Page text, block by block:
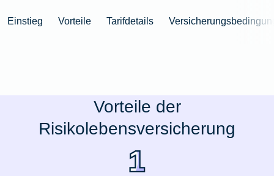
Einstieg Vorteile Tarifdetails
Vorteile der
Risikolebensversicherung